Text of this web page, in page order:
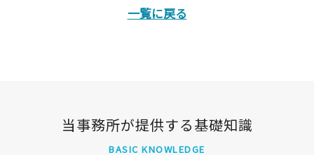
一覧に戻る
当事務所が提供する基礎知識
BASIC KNOWLEDGE